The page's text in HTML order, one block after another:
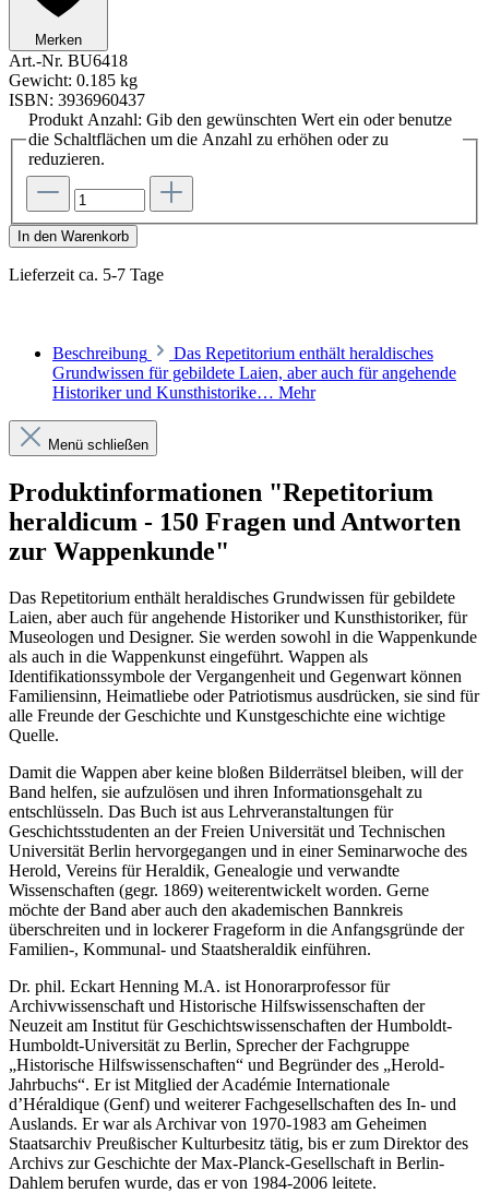
Merken
Art.-Nr. BU6418
Gewicht: 0.185 kg
ISBN: 3936960437
Produkt Anzahl: Gib den gewünschten Wert ein oder benutze
die Schaltflächen um die Anzahl zu erhöhen oder zu
reduzieren.
In den Warenkorb
Lieferzeit ca. 5-7 Tage
Beschreibung
Das Repetitorium enthält heraldisches
Grundwissen für gebildete Laien, aber auch für angehende
Historiker und Kunsthistorike… Mehr
Menü schließen
Produktinformationen "Repetitorium
heraldicum - 150 Fragen und Antworten
zur Wappenkunde"
Das Repetitorium enthält heraldisches Grundwissen für gebildete
Laien, aber auch für angehende Historiker und Kunsthistoriker, für
Museologen und Designer. Sie werden sowohl in die Wappenkunde
als auch in die Wappenkunst eingeführt. Wappen als
Identifikationssymbole der Vergangenheit und Gegenwart können
Familiensinn, Heimatliebe oder Patriotismus ausdrücken, sie sind für
alle Freunde der Geschichte und Kunstgeschichte eine wichtige
Quelle.
Damit die Wappen aber keine bloßen Bilderrätsel bleiben, will der
Band helfen, sie aufzulösen und ihren Informationsgehalt zu
entschlüsseln. Das Buch ist aus Lehrveranstaltungen für
Geschichtsstudenten an der Freien Universität und Technischen
Universität Berlin hervorgegangen und in einer Seminarwoche des
Herold, Vereins für Heraldik, Genealogie und verwandte
Wissenschaften (gegr. 1869) weiterentwickelt worden. Gerne
möchte der Band aber auch den akademischen Bannkreis
überschreiten und in lockerer Frageform in die Anfangsgründe der
Familien-, Kommunal- und Staatsheraldik einführen.
Dr. phil. Eckart Henning M.A. ist Honorarprofessor für
Archivwissenschaft und Historische Hilfswissenschaften der
Neuzeit am Institut für Geschichtswissenschaften der Humboldt-
Humboldt-Universität zu Berlin, Sprecher der Fachgruppe
„Historische Hilfswissenschaften“ und Begründer des „Herold-
Jahrbuchs“. Er ist Mitglied der Académie Internationale
d’Héraldique (Genf) und weiterer Fachgesellschaften des In- und
Auslands. Er war als Archivar von 1970-1983 am Geheimen
Staatsarchiv Preußischer Kulturbesitz tätig, bis er zum Direktor des
Archivs zur Geschichte der Max-Planck-Gesellschaft in Berlin-
Dahlem berufen wurde, das er von 1984-2006 leitete.